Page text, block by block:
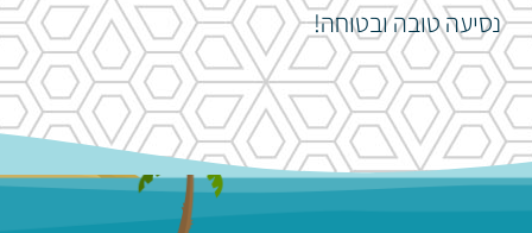
נסיעה טובה ובטוחה!